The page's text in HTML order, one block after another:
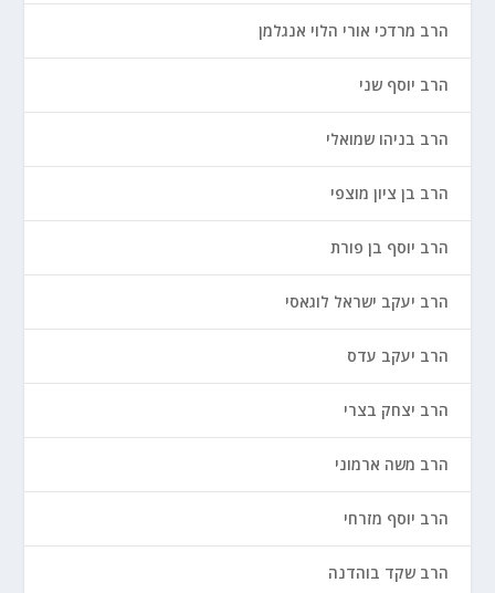
הרב מרדכי אורי הלוי אנגלמן
הרב יוסף שני
הרב בניהו שמואלי
הרב בן ציון מוצפי
הרב יוסף בן פורת
הרב יעקב ישראל לוגאסי
הרב יעקב עדס
הרב יצחק בצרי
הרב משה ארמוני
הרב יוסף מזרחי
הרב שקד בוהדנה